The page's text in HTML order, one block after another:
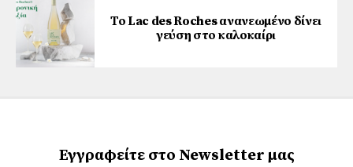
Το Lac des Roches ανανεωμένο δίνει
γεύση στο καλοκαίρι
Εγγραφείτε στο Newsletter μας